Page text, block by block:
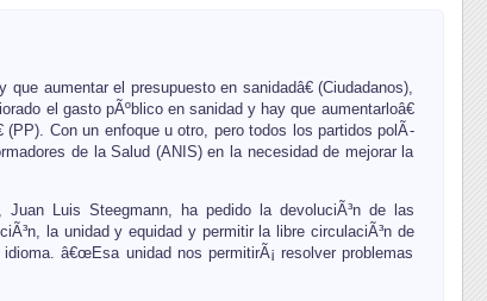
aumentar el presupuesto en sanidadâ€ (Ciudadanos),
el gasto pÃºblico en sanidad y hay que aumentarloâ€
(PP). Con un enfoque u otro, pero todos los partidos polÃ­
de la Salud (ANIS) en la necesidad de mejorar la
Luis Steegmann, ha pedido la devoluciÃ³n de las
la unidad y equidad y permitir la libre circulaciÃ³n de
â€œEsa unidad nos permitirÃ¡ resolver problemas